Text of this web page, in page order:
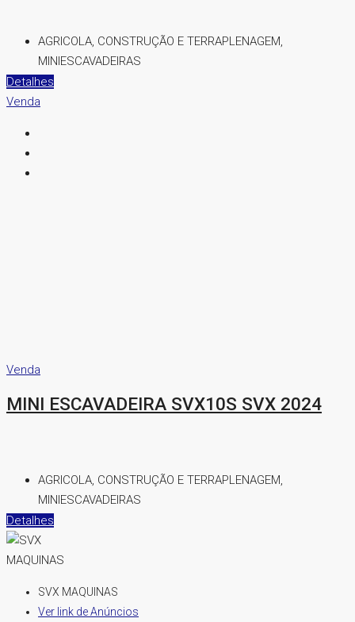
AGRICOLA, CONSTRUÇÃO E TERRAPLENAGEM,
MINIESCAVADEIRAS
Detalhes
Venda
Venda
MINI ESCAVADEIRA SVX10S SVX 2024
AGRICOLA, CONSTRUÇÃO E TERRAPLENAGEM,
MINIESCAVADEIRAS
Detalhes
SVX MAQUINAS
Ver link de Anúncios